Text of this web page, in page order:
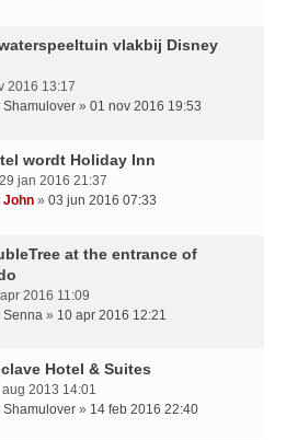
vlakbij Disney
2016 13:17
Shamulover » 01 nov 2016 19:53
wordt Holiday Inn
jan 2016 21:37
John » 03 jun 2016 07:33
at the entrance of
2016 11:09
Senna » 10 apr 2016 12:21
Hotel & Suites
2013 14:01
Shamulover » 14 feb 2016 22:40